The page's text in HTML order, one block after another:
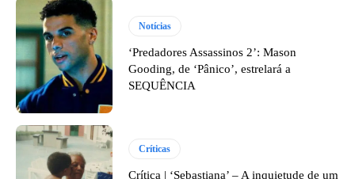
Notícias
‘Predadores Assassinos 2’: Mason
Gooding, de ‘Pânico’, estrelará a
SEQUÊNCIA
Críticas
Crítica | ‘Sebastiana’ – A inquietude de um